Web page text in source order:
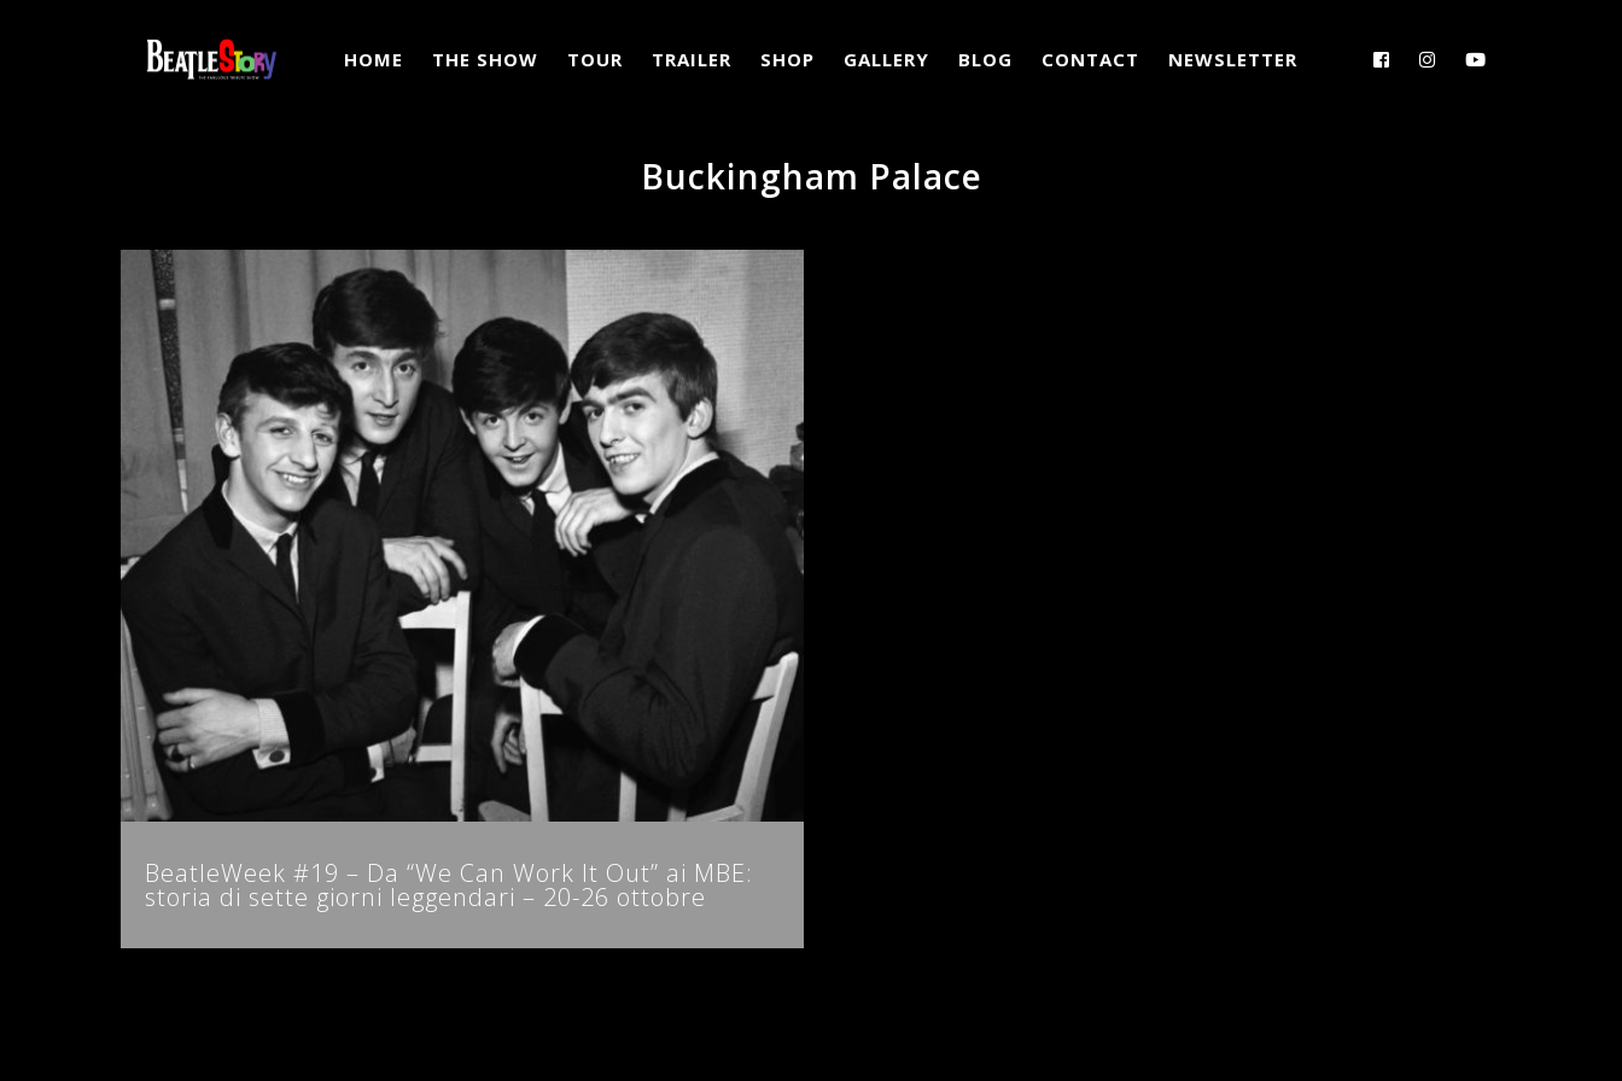
HOME THE SHOW TOUR TRAILER SHOP GALLERY BLOG CONTACT NEWSLETTER
Buckingham Palace
BeatleWeek #19 – Da “We Can Work It Out” ai MBE:
storia di sette giorni leggendari – 20-26 ottobre